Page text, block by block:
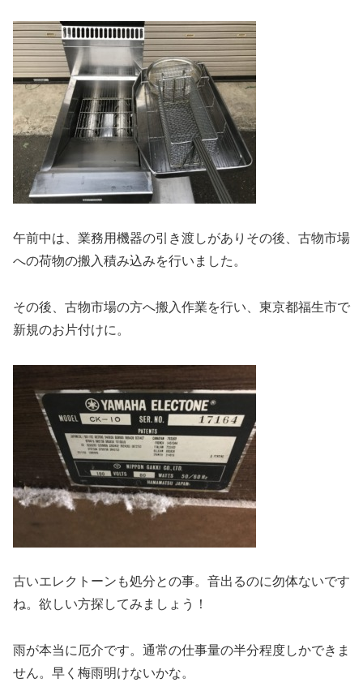
午前中は、業務用機器の引き渡しがありその後、古物市場
への荷物の搬入積み込みを行いました。
その後、古物市場の方へ搬入作業を行い、東京都福生市で
新規のお片付けに。
古いエレクトーンも処分との事。音出るのに勿体ないです
ね。欲しい方探してみましょう！
雨が本当に厄介です。通常の仕事量の半分程度しかできま
せん。早く梅雨明けないかな。